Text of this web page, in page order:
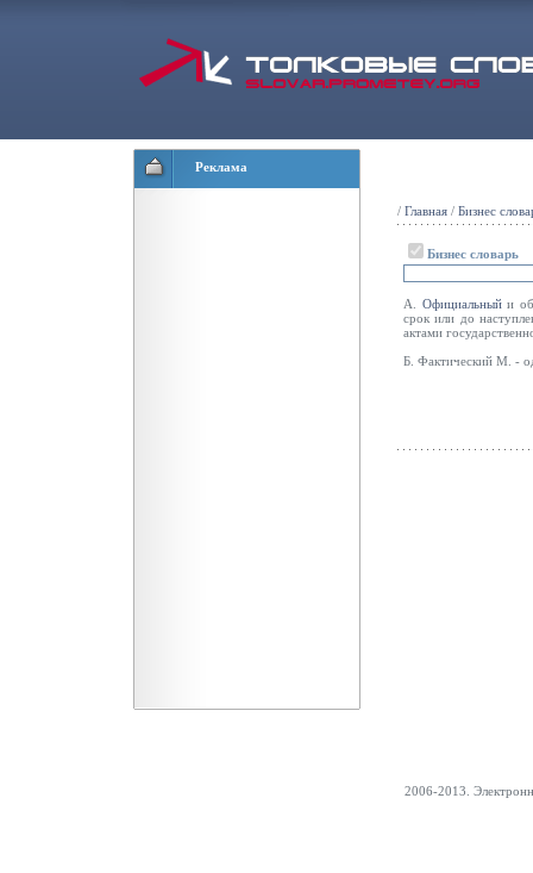
Реклама
/ Главная / Бизнес
Бизнес словарь
А. Официальныйи
срок или до
актами
Б. Фактический М. -
2006-2013.